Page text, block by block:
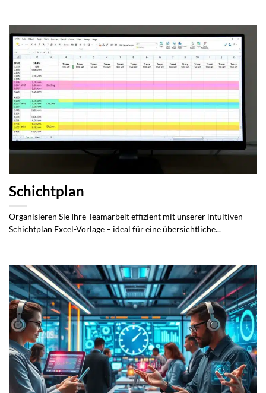
Schichtplan
Organisieren Sie Ihre Teamarbeit effizient mit unserer intuitiven
Schichtplan Excel-Vorlage – ideal für eine übersichtliche...